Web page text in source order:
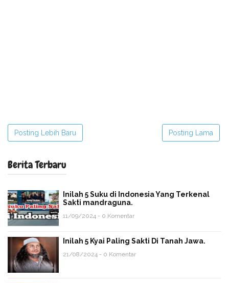
Posting Lebih Baru Posting Lama
Berita Terbaru
Inilah 5 Suku di Indonesia Yang Terkenal
Sakti mandraguna.
11/09/2024 - 0 Komentar
Inilah 5 Kyai Paling Sakti Di Tanah Jawa.
21/08/2024 - 0 Komentar